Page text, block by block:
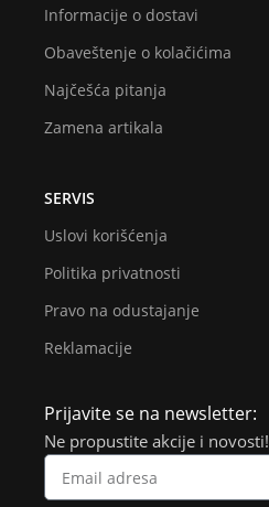
Informacije o dostavi
Obaveštenje o kolačićima
Najčešća pitanja
Zamena artikala
SERVIS
Uslovi korišćenja
Politika privatnosti
Pravo na odustajanje
Reklamacije
Prijavite se na newsletter:
Ne propustite akcije i novosti!